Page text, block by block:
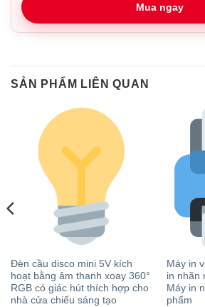
Mua ngay
SẢN PHẨM LIÊN QUAN
Đèn cầu disco mini 5V kích
hoạt bằng âm thanh xoay 360°
RGB có giác hút thích hợp cho
nhà cửa chiếu sáng tạo
Máy in
in nhãn
Máy in
phẩm